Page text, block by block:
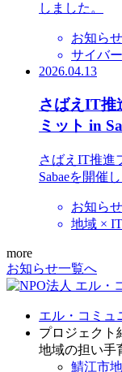
しました。
お知らせ
サイバ
2026.04.13
さばえIT推
ミット in
さばえIT推進
Sabaeを開催し
お知らせ
地域 × IT
more
お知らせ一覧へ
エル・コミュ
プロジェクト
地域の担い手
鯖江市